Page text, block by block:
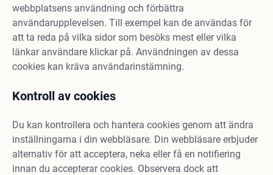
webbplatsens användning och förbättra
användarupplevelsen. Till exempel kan de användas för
att ta reda på vilka sidor som besöks mest eller vilka
länkar användare klickar på. Användningen av dessa
cookies kan kräva användarinstämning.
Kontroll av cookies
Du kan kontrollera och hantera cookies genom att ändra
inställningarna i din webbläsare. Din webbläsare erbjuder
alternativ för att acceptera, neka eller få en notifiering
innan du accepterar cookies. Observera dock att